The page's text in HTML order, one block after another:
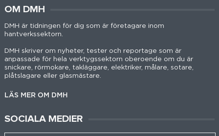
OM DMH
DMH är tidningen för dig som är företagare inom
hantverkssektorn.
DMH skriver om nyheter, tester och reportage som är
anpassade för hela verktygssektorn oberoende om du är
snickare, rörmokare, takläggare, elektriker, målare, sotare,
plåtslagare eller glasmästare.
LÄS MER OM DMH
SOCIALA MEDIER